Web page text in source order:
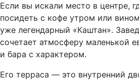
Если вы искали место в центре,
посидеть с кофе утром или
уже легендарный «Каштан».
сочетает атмосферу маленькой
и бара с характером.
Его терраса — это внутренний